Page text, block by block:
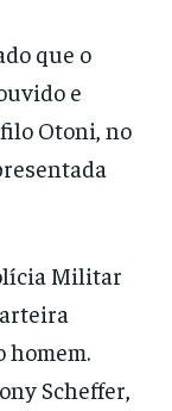
que o
e
Otoni, no
Militar
homem.
Scheffer,